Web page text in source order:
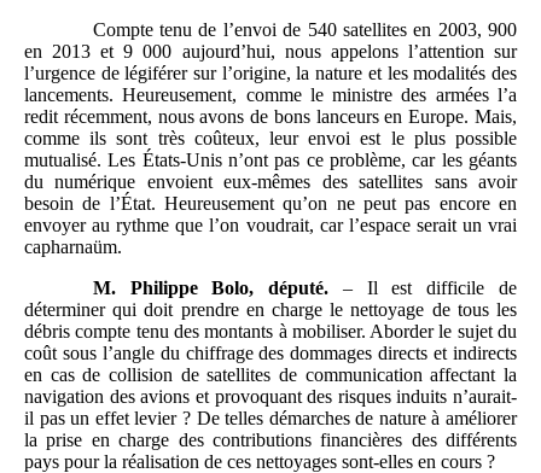
Compte tenu de l’envoi de 540 satellites en 2003, 900
en 2013 et 9 000 aujourd’hui, nous appelons l’attention sur
l’urgence de légiférer sur l’origine, la nature et les modalités des
lancements. Heureusement, comme le ministre des armées l’a
redit récemment, nous avons de bons lanceurs en Europe. Mais,
comme ils sont très coûteux, leur envoi est le plus possible
mutualisé. Les États-Unis n’ont pas ce problème, car les géants
du numérique envoient eux-mêmes des satellites sans avoir
besoin de l’État. Heureusement qu’on ne peut pas encore en
envoyer au rythme que l’on voudrait, car l’espace serait un vrai
capharnaüm.
M. Philippe Bolo, député. – Il est difficile de
déterminer qui doit prendre en charge le nettoyage de tous les
débris compte tenu des montants à mobiliser. Aborder le sujet du
coût sous l’angle du chiffrage des dommages directs et indirects
en cas de collision de satellites de communication affectant la
navigation des avions et provoquant des risques induits n’aurait-
il pas un effet levier ? De telles démarches de nature à améliorer
la prise en charge des contributions financières des différents
pays pour la réalisation de ces nettoyages sont-elles en cours ?